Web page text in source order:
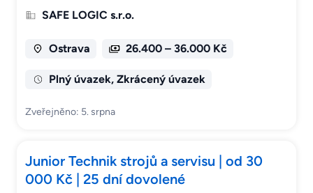
SAFE LOGIC s.r.o.
Ostrava 26.400 – 36.000 Kč
Plný úvazek, Zkrácený úvazek
Zveřejněno: 5. srpna
Junior Technik strojů a servisu | od 30
000 Kč | 25 dní dovolené